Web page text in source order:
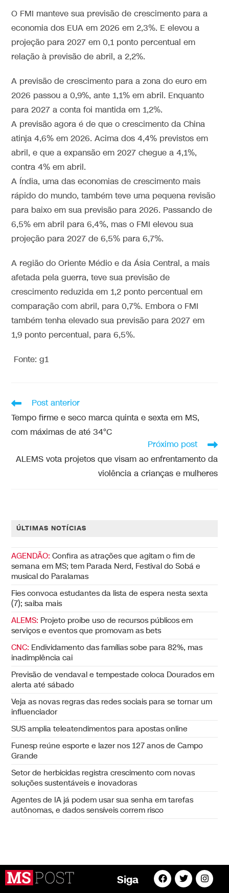
O FMI manteve sua previsão de crescimento para a
economia dos EUA em 2026 em 2,3%. E elevou a
projeção para 2027 em 0,1 ponto percentual em
relação à previsão de abril, a 2,2%.
A previsão de crescimento para a zona do euro em
2026 passou a 0,9%, ante 1,1% em abril. Enquanto
para 2027 a conta foi mantida em 1,2%.
A previsão agora é de que o crescimento da China
atinja 4,6% em 2026. Acima dos 4,4% previstos em
abril, e que a expansão em 2027 chegue a 4,1%,
contra 4% em abril.
A Índia, uma das economias de crescimento mais
rápido do mundo, também teve uma pequena revisão
para baixo em sua previsão para 2026. Passando de
6,5% em abril para 6,4%, mas o FMI elevou sua
projeção para 2027 de 6,5% para 6,7%.
A região do Oriente Médio e da Ásia Central, a mais
afetada pela guerra, teve sua previsão de
crescimento reduzida em 1,2 ponto percentual em
comparação com abril, para 0,7%. Embora o FMI
também tenha elevado sua previsão para 2027 em
1,9 ponto percentual, para 6,5%.
Fonte: g1
Post anterior
Tempo firme e seco marca quinta e sexta em MS,
com máximas de até 34°C
Próximo post
ALEMS vota projetos que visam ao enfrentamento da
violência a crianças e mulheres
ÚLTIMAS NOTÍCIAS
AGENDÃO: Confira as atrações que agitam o fim de
semana em MS; tem Parada Nerd, Festival do Sobá e
musical do Paralamas
Fies convoca estudantes da lista de espera nesta sexta
(7); saiba mais
ALEMS: Projeto proíbe uso de recursos públicos em
serviços e eventos que promovam as bets
CNC: Endividamento das famílias sobe para 82%, mas
inadimplência cai
Previsão de vendaval e tempestade coloca Dourados em
alerta até sábado
Veja as novas regras das redes sociais para se tornar um
influenciador
SUS amplia teleatendimentos para apostas online
Funesp reúne esporte e lazer nos 127 anos de Campo
Grande
Setor de herbicidas registra crescimento com novas
soluções sustentáveis e inovadoras
Agentes de IA já podem usar sua senha em tarefas
autônomas, e dados sensíveis correm risco
Siga